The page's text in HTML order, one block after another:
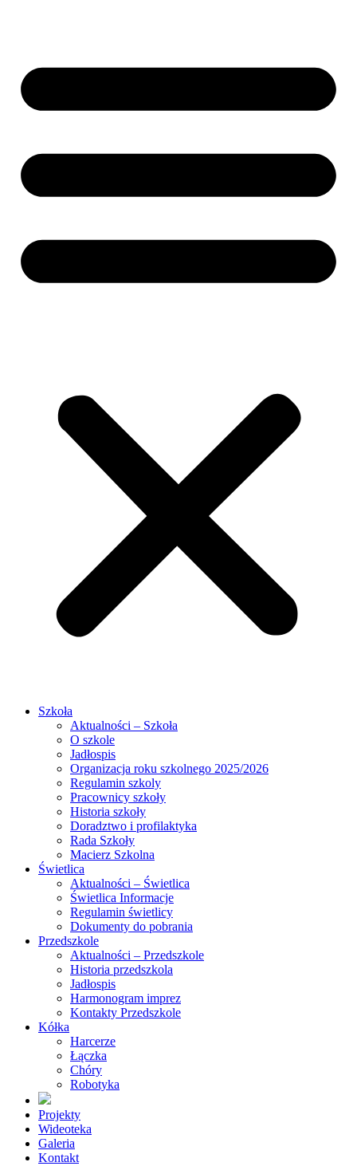
Szkoła
Aktualności – Szkoła
O szkole
Jadłospis
Organizacja roku szkolnego 2025/2026
Regulamin szkoly
Pracownicy szkoły
Historia szkoły
Doradztwo i profilaktyka
Rada Szkoły
Macierz Szkolna
Świetlica
Aktualności – Świetlica
Świetlica Informacje
Regulamin świetlicy
Dokumenty do pobrania
Przedszkole
Aktualności – Przedszkole
Historia przedszkola
Jadłospis
Harmonogram imprez
Kontakty Przedszkole
Kółka
Harcerze
Łączka
Chóry
Robotyka
Projekty
Wideoteka
Galeria
Kontakt